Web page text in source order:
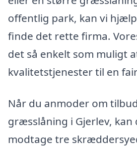
offentlig park, kan vi
finde det rette firma.
det så enkelt som muligt
kvalitetstjenester til en
Når du anmoder om
græsslåning i Gjerlev,
modtage tre